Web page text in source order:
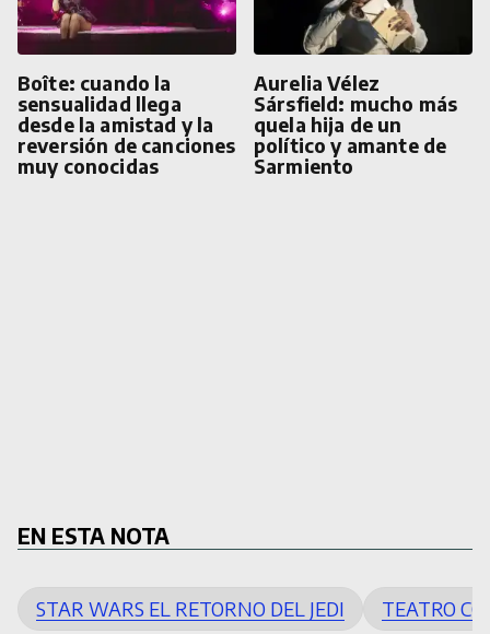
Boîte: cuando la
sensualidad llega
desde la amistad y la
reversión de canciones
muy conocidas
Aurelia Vélez
Sársfield: mucho más
quela hija de un
político y amante de
Sarmiento
EN ESTA NOTA
STAR WARS EL RETORNO DEL JEDI TEATRO